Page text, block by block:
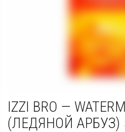
IZZI BRO —
(ЛЕДЯНОЙ АРБУЗ)